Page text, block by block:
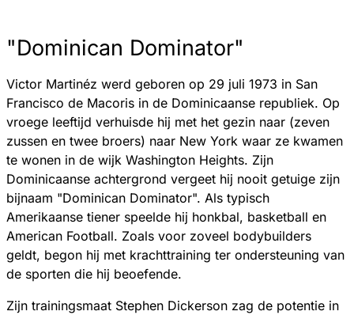
"Dominican Dominator"
Victor Martinéz werd geboren op 29 juli 1973 in San
Francisco de Macoris in de Dominicaanse republiek. Op
vroege leeftijd verhuisde hij met het gezin naar (zeven
zussen en twee broers) naar New York waar ze kwamen
te wonen in de wijk Washington Heights. Zijn
Dominicaanse achtergrond vergeet hij nooit getuige zijn
bijnaam "Dominican Dominator". Als typisch
Amerikaanse tiener speelde hij honkbal, basketball en
American Football. Zoals voor zoveel bodybuilders
geldt, begon hij met krachttraining ter ondersteuning van
de sporten die hij beoefende.
Zijn trainingsmaat Stephen Dickerson zag de potentie in